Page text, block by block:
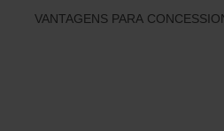
VANTAGENS PARA